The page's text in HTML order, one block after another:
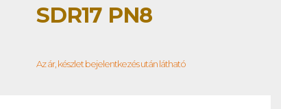
SDR17 PN8
Az ár, készlet bejelentkezés után látható